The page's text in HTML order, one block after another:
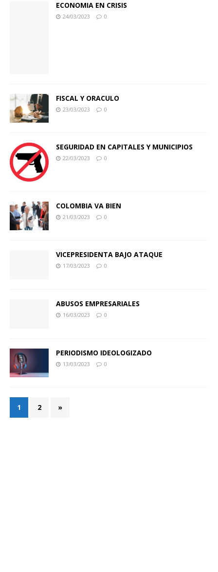
ECONOMIA EN CRISIS
24/03/2023 0
FISCAL Y ORACULO
23/03/2023 0
SEGURIDAD EN CAPITALES Y MUNICIPIOS
22/03/2023 0
COLOMBIA VA BIEN
21/03/2023 0
VICEPRESIDENTA BAJO ATAQUE
17/03/2023 0
ABUSOS EMPRESARIALES
16/03/2023 0
PERIODISMO IDEOLOGIZADO
13/03/2023 0
1 2 »